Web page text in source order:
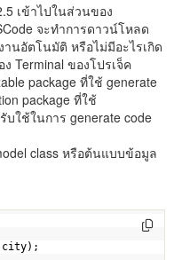
เข้าไปในส่วนของ
จะทำการดาวน์โหลด
นอัตโนมัติ หรือไม่มีอะไรเกิด
Terminal ของโปรเจ็ค
package ที่ใช้ generate
package ที่ใช้
ใช้ในการ generate code
class หรือต้นแบบข้อมูล